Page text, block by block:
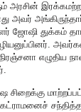
அரசின்
அவர்
ஜோஷி துக்கம்
எழுதிய